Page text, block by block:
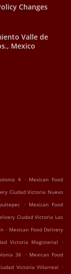
Changes
Valle de
Mexico
4 . Mexican Food
Ciudad Victoria Nuevo
. Mexican Food
Ciudad Victoria Las
. Mexican Food Delivery
Victoria Magisterial
.
36 . Mexican Food
Victoria Villarreal .